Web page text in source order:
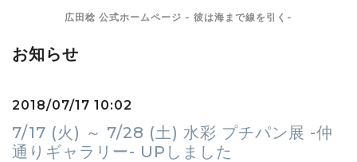
広田稔 公式ホームページ - 彼は海まで線を引く-
お知らせ
2018/07/17 10:02
7/17 (火) ～ 7/28 (土) 水彩 プチパン展 -仲
通りギャラリー- UPしました